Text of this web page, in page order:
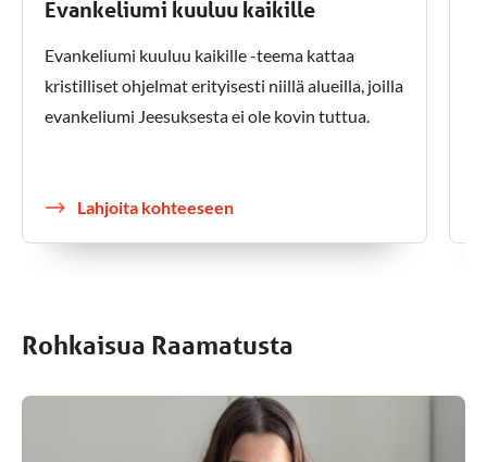
Evankeliumi kuuluu kaikille
Evankeliumi kuuluu kaikille -teema kattaa
kristilliset ohjelmat erityisesti niillä alueilla, joilla
evankeliumi Jeesuksesta ei ole kovin tuttua.
Lahjoita kohteeseen
Rohkaisua Raamatusta